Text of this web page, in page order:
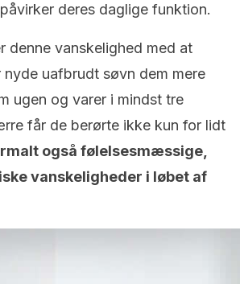
deres daglige funktion.
denne vanskelighed med at
uafbrudt søvn dem mere
ugen og varer i mindst tre
får de berørte ikke kun for lidt
også følelsesmæssige,
vanskeligheder i løbet af